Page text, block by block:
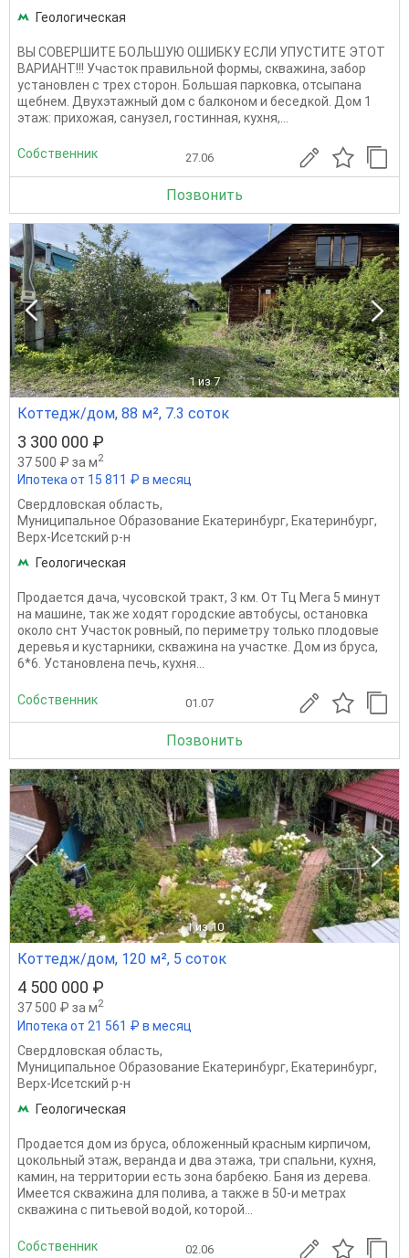
Геологическая
ВЫ СОВЕРШИТЕ БОЛЬШУЮ ОШИБКУ ЕСЛИ УПУСТИТЕ ЭТОТ
ВАРИАНТ!!! Участок правильной формы, скважина, забор
установлен с трех сторон. Большая парковка, отсыпана
щебнем. Двухэтажный дом с балконом и беседкой. Дом 1
этаж: прихожая, санузел, гостинная, кухня,...
Собственник 27.06
Позвонить
1 из 7
Коттедж/дом, 88 м², 7.3 соток
3 300 000 ₽
37 500 ₽ за м2
Ипотека от 15 811 ₽ в месяц
Свердловская область,
Муниципальное Образование Екатеринбург, Екатеринбург,
Верх-Исетский р-н
Геологическая
Продается дача, чусовской тракт, 3 км. От Тц Мега 5 минут
на машине, так же ходят городские автобусы, остановка
около снт Участок ровный, по периметру только плодовые
деревья и кустарники, скважина на участке. Дом из бруса,
6*6. Установлена печь, кухня...
Собственник 01.07
Позвонить
1 из 10
Коттедж/дом, 120 м², 5 соток
4 500 000 ₽
37 500 ₽ за м2
Ипотека от 21 561 ₽ в месяц
Свердловская область,
Муниципальное Образование Екатеринбург, Екатеринбург,
Верх-Исетский р-н
Геологическая
Продается дом из бруса, обложенный красным кирпичом,
цокольный этаж, веранда и два этажа, три спальни, кухня,
камин, на территории есть зона барбекю. Баня из дерева.
Имеется скважина для полива, а также в 50-и метрах
скважина с питьевой водой, которой...
Собственник 02.06